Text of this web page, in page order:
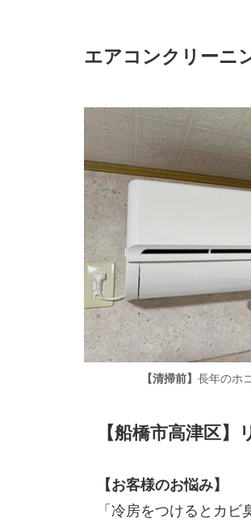
エアコンクリーニ
【清掃前】 長年のホ
【船橋市高津区
【お客様のお悩み】
「冷房をつけるとカ